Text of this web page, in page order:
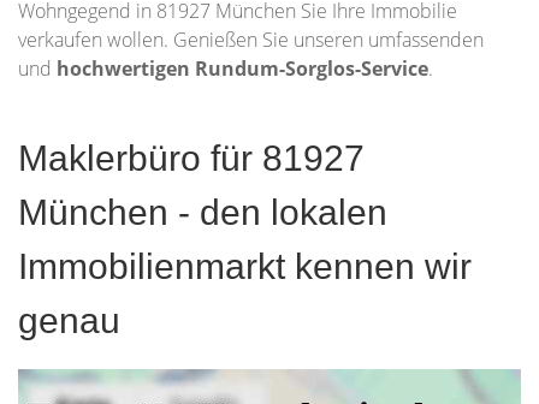
Wohngegend in 81927 München Sie Ihre Immobilie
verkaufen wollen. Genießen Sie unseren umfassenden
und hochwertigen Rundum-Sorglos-Service.
Maklerbüro für 81927
München - den lokalen
Immobilienmarkt kennen wir
genau